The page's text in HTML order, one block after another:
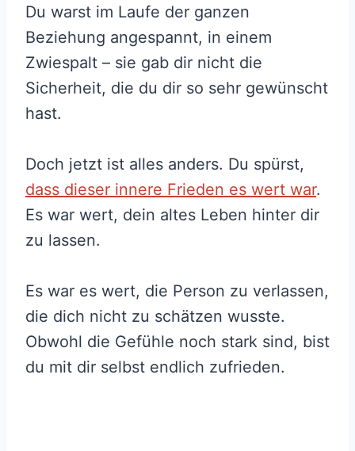
Du warst im Laufe der ganzen
Beziehung angespannt, in einem
Zwiespalt – sie gab dir nicht die
Sicherheit, die du dir so sehr gewünscht
hast.
Doch jetzt ist alles anders. Du spürst,
dass dieser innere Frieden es wert war.
Es war wert, dein altes Leben hinter dir
zu lassen.
Es war es wert, die Person zu verlassen,
die dich nicht zu schätzen wusste.
Obwohl die Gefühle noch stark sind, bist
du mit dir selbst endlich zufrieden.